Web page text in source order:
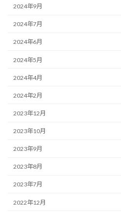
2024年9月
2024年7月
2024年6月
2024年5月
2024年4月
2024年2月
2023年12月
2023年10月
2023年9月
2023年8月
2023年7月
2022年12月